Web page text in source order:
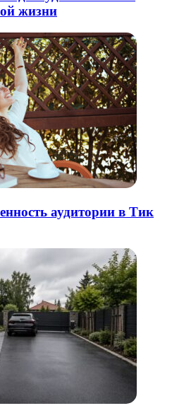
жизни
аудитории в Тик